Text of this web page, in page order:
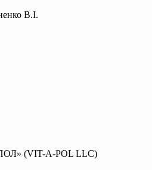
В.І.
(VIT-A-POL LLC)